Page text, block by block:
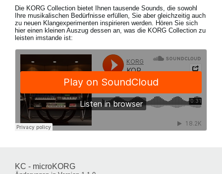
Die KORG Collection bietet Ihnen tausende Sounds, die sowohl
Ihre musikalischen Bedürfnisse erfüllen, Sie aber gleichzeitig auch
zu neuen Klangexperimenten inspirieren werden. Hören Sie sich
hier einen kleinen Auszug dessen an, was die KORG Collection zu
leisten imstande ist:
KC - microKORG